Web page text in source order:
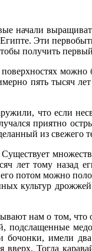
начали
Эти
получить
можно
пять тысяч
что если
приятно
из свежего
лет тому назад
потом можно
культур
нам о том,
подслащенные
имели два
Тогда